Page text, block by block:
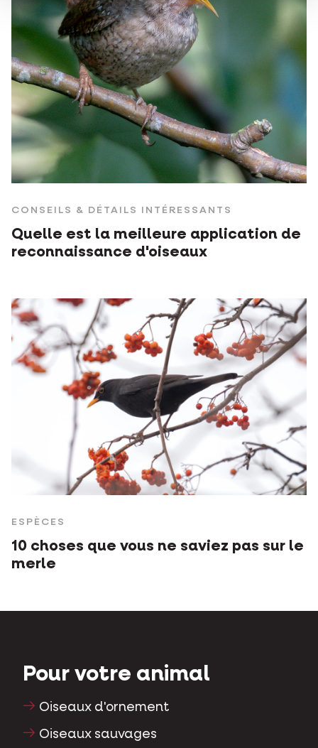
CONSEILS & DÉTAILS INTÉRESSANTS
Quelle est la meilleure application de
reconnaissance d'oiseaux
ESPÈCES
10 choses que vous ne saviez pas sur le
merle
Pour votre animal
Oiseaux d'ornement
Oiseaux sauvages